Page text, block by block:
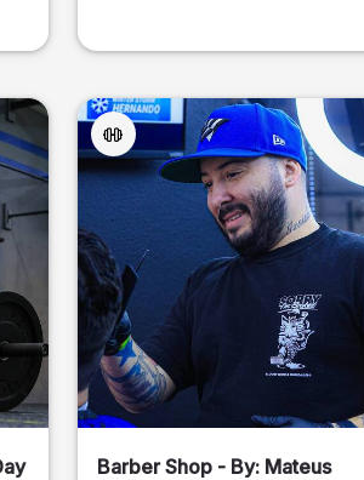
Barber Shop - By: Mateus